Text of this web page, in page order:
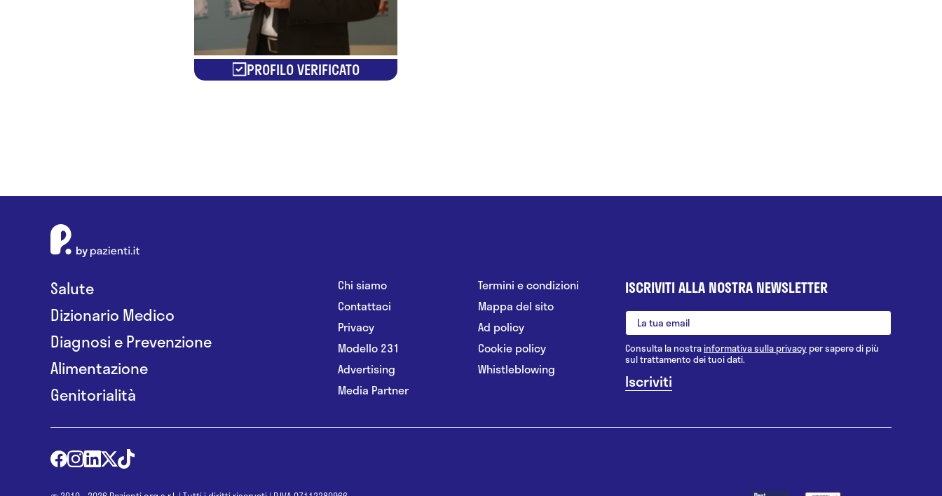
PROFILO VERIFICATO
Salute
Dizionario Medico
Diagnosi e Prevenzione
Alimentazione
Genitorialità
Chi siamo
Contattaci
Privacy
Modello 231
Advertising
Media Partner
Termini e condizioni
Mappa del sito
Ad policy
Cookie policy
Whistleblowing
ISCRIVITI ALLA NOSTRA NEWSLETTER
Consulta la nostrainformativa sulla privacy per sapere di più
sul trattamento dei tuoi dati.